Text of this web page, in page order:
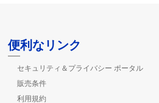
便利なリンク
セキュリティ＆プライバシー ポータル
販売条件
利用規約